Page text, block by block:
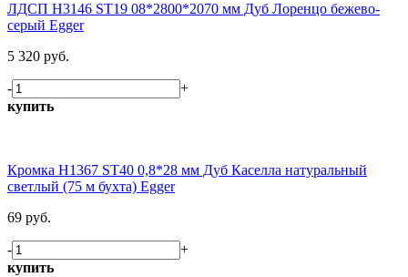
ЛДСП H3146 ST19 08*2800*2070 мм Дуб Лоренцо бежево-
серый Egger
5 320 руб.
-
+
купить
Кромка H1367 ST40 0,8*28 мм Дуб Каселла натуральный
светлый (75 м бухта) Egger
69 руб.
-
+
купить